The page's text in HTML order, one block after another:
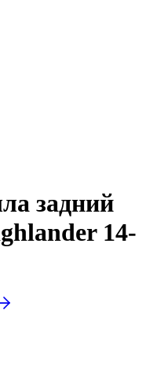
задний
14-